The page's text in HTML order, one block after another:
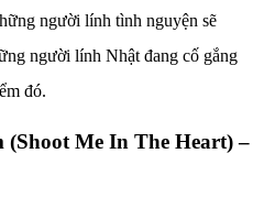
người lính tình nguyện sẽ
người lính Nhật đang cố gắng
đó.
Me In The Heart) –